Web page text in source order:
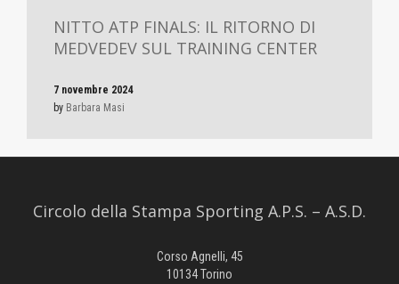
NITTO ATP FINALS: IL RITORNO DI
MEDVEDEV SUL TRAINING CENTER
7 novembre 2024
by Barbara Masi
Circolo della Stampa Sporting A.P.S. – A.S.D.
Corso Agnelli, 45
10134 Torino